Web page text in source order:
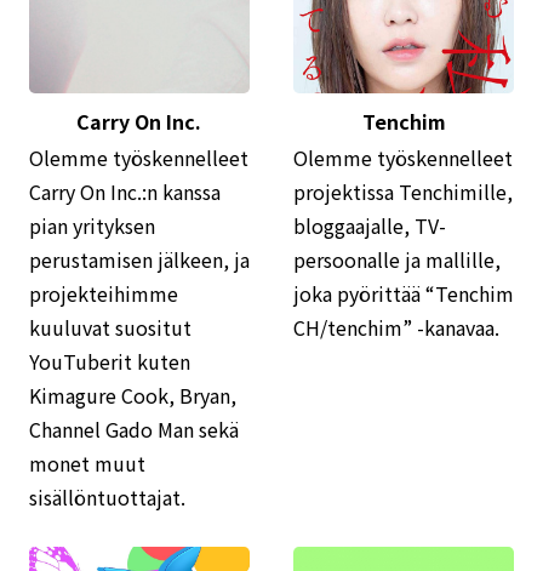
Carry On Inc.
Olemme työskennelleet
Carry On Inc.:n kanssa
pian yrityksen
perustamisen jälkeen, ja
projekteihimme
kuuluvat suositut
YouTuberit kuten
Kimagure Cook, Bryan,
Channel Gado Man sekä
monet muut
sisällöntuottajat.
Tenchim
Olemme työskennelleet
projektissa Tenchimille,
bloggaajalle, TV-
persoonalle ja mallille,
joka pyörittää “Tenchim
CH/tenchim” -kanavaa.